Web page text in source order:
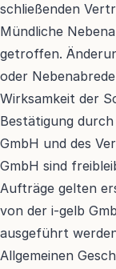
schließenden
Mündliche
getroffen.
oder
Wirksamkeit der
Bestätigung
GmbH und des
GmbH sind
Aufträge gelten
von der i-gelb
ausgeführt
Allgemeinen